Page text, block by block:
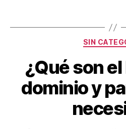
SIN
¿Qué son
dominio y